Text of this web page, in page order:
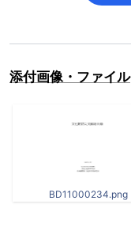
添付画像・ファイル
BD11000234.png